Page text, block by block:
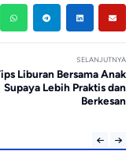
SELANJUTNYA
Liburan Bersama Anak
Supaya Lebih Praktis dan
Berkesan